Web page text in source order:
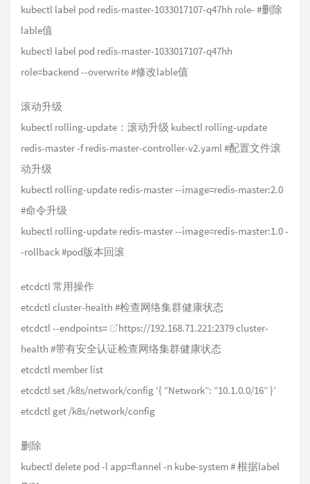
kubectl label pod redis-master-1033017107-q47hh role- #删除
lable值
kubectl label pod redis-master-1033017107-q47hh
role=backend --overwrite #修改lable值
滚动升级
kubectl rolling-update：滚动升级 kubectl rolling-update
redis-master -f redis-master-controller-v2.yaml #配置文件滚
动升级
kubectl rolling-update redis-master --image=redis-master:2.0
#命令升级
kubectl rolling-update redis-master --image=redis-master:1.0 -
-rollback #pod版本回滚
etcdctl 常用操作
etcdctl cluster-health #检查网络集群健康状态
etcdctl --endpoints=
https://192.168.71.221:2379cluster-
health #带有安全认证检查网络集群健康状态
etcdctl member list
etcdctl set /k8s/network/config ‘{ “Network”: “10.1.0.0/16” }’
etcdctl get /k8s/network/config
删除
kubectl delete pod -l app=flannel -n kube-system # 根据label